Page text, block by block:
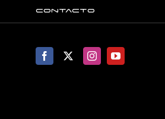
Contacto
Facebook
X InstagramYouTube